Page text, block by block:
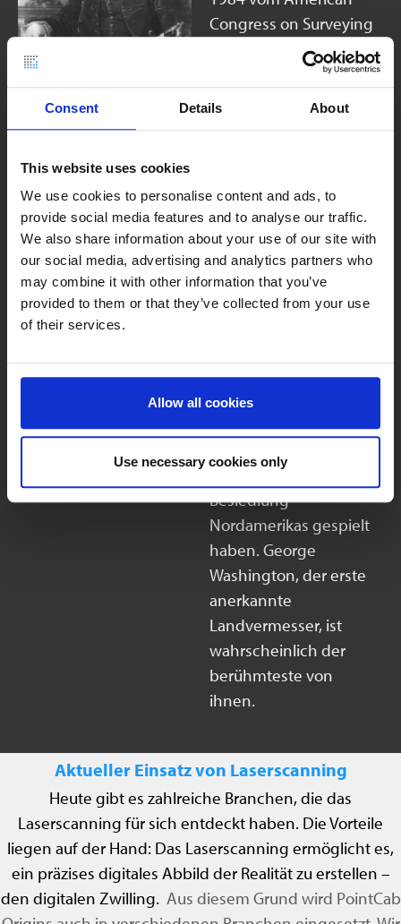
Consent Details About
This website uses cookies
We use cookies to personalise content and ads, to
provide social media features and to analyse our traffic.
We also share information about your use of our site with
our social media, advertising and analytics partners who
may combine it with other information that you’ve
provided to them or that they’ve collected from your use
of their services.
Allow all cookies
Use necessary cookies only
Congress on Surveying
and Mapping (ACSM)
ausgerufen. Darüber
hinaus unterzeichnete
Proklamation des
Präsidenten, in der er
die Bürger aufforderte,
professionelle
Vermessungsingenieure
Beiträge zu würdigen. Es
gibt viele berühmte
Landvermesser, die eine
Geschichte der
Besiedlung
Nordamerikas gespielt
haben. George
Washington, der erste
anerkannte
Landvermesser, ist
wahrscheinlich der
berühmteste von
ihnen.
Aktueller Einsatz von Laserscanning
Heute gibt es zahlreiche Branchen, die das
Laserscanning für sich entdeckt haben. Die Vorteile
liegen auf der Hand: Das Laserscanning ermöglicht es,
ein präzises digitales Abbild der Realität zu erstellen –
den digitalen Zwilling. Aus diesem Grund wird PointCab